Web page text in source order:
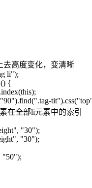
高度变化，变清晰
li");
{
tit").css("top",
部li元素中的索引
"30");
"30");